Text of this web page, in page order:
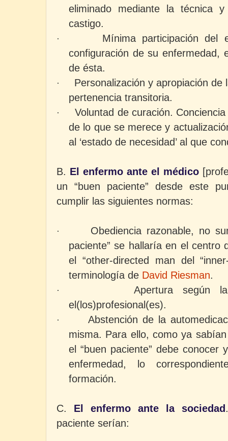
eliminado mediante la técnica
castigo.
·
Mínima participación del
configuración de su enfermedad,
de ésta.
·
Personalización y apropiación
pertenencia transitoria.
·
Voluntad de curación.
de lo que se merece y
al ‘estado de necesidad’ al que
B. El enfermo ante el médico
un “buen paciente” desde este
cumplir las siguientes normas:
·
Obediencia razonable, no
paciente” se hallaría en el centro
el “other-directed man del
terminología de David Riesman.
·
Apertura según
el(los)profesional(es).
·
Abstención de la
misma. Para ello, como ya
el “buen paciente” debe conocer
enfermedad, lo
formación.
C. El enfermo ante la sociedad
paciente serían: